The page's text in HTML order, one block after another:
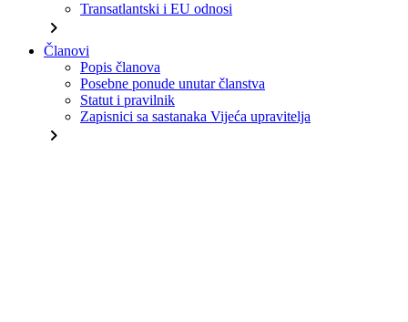
Transatlantski i EU odnosi
chevron_right
Članovi
Popis članova
Posebne ponude unutar članstva
Statut i pravilnik
Zapisnici sa sastanaka Vijeća upravitelja
chevron_right